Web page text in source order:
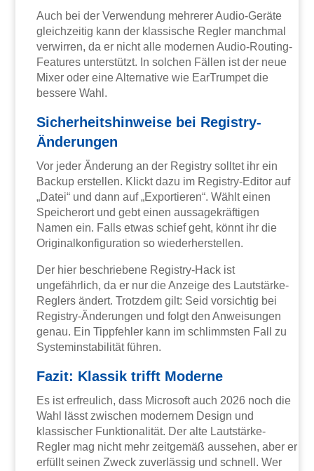
Auch bei der Verwendung mehrerer Audio-Geräte
gleichzeitig kann der klassische Regler manchmal
verwirren, da er nicht alle modernen Audio-Routing-
Features unterstützt. In solchen Fällen ist der neue
Mixer oder eine Alternative wie EarTrumpet die
bessere Wahl.
Sicherheitshinweise bei Registry-
Änderungen
Vor jeder Änderung an der Registry solltet ihr ein
Backup erstellen. Klickt dazu im Registry-Editor auf
„Datei“ und dann auf „Exportieren“. Wählt einen
Speicherort und gebt einen aussagekräftigen
Namen ein. Falls etwas schief geht, könnt ihr die
Originalkonfiguration so wiederherstellen.
Der hier beschriebene Registry-Hack ist
ungefährlich, da er nur die Anzeige des Lautstärke-
Reglers ändert. Trotzdem gilt: Seid vorsichtig bei
Registry-Änderungen und folgt den Anweisungen
genau. Ein Tippfehler kann im schlimmsten Fall zu
Systeminstabilität führen.
Fazit: Klassik trifft Moderne
Es ist erfreulich, dass Microsoft auch 2026 noch die
Wahl lässt zwischen modernem Design und
klassischer Funktionalität. Der alte Lautstärke-
Regler mag nicht mehr zeitgemäß aussehen, aber er
erfüllt seinen Zweck zuverlässig und schnell. Wer